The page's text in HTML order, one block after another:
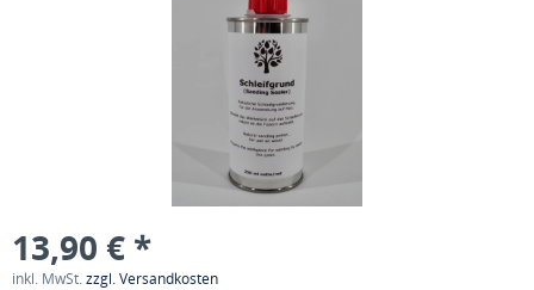
13,90 € *
inkl. MwSt.zzgl. Versandkosten